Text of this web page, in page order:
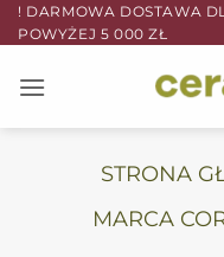
Przewiń
do
! DARMOWA DOSTAWA
POWYŻEJ 5 000 ZŁ
STRONA
MARCA